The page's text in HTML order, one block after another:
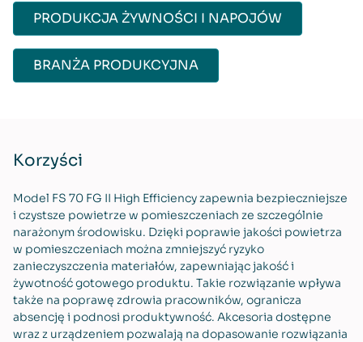
PRODUKCJA ŻYWNOŚCI I NAPOJÓW
BRANŻA PRODUKCYJNA
Korzyści
Model FS 70 FG II High Efficiency zapewnia bezpieczniejsze
i czystsze powietrze w pomieszczeniach ze szczególnie
narażonym środowisku. Dzięki poprawie jakości powietrza
w pomieszczeniach można zmniejszyć ryzyko
zanieczyszczenia materiałów, zapewniając jakość i
żywotność gotowego produktu. Takie rozwiązanie wpływa
także na poprawę zdrowia pracowników, ogranicza
absencję i podnosi produktywność. Akcesoria dostępne
wraz z urządzeniem pozwalają na dopasowanie rozwiązania